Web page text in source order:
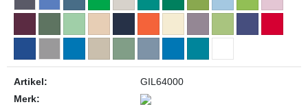
Artikel:
GIL64000
Merk: